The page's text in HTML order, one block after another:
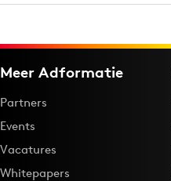
Meer Adformatie
Partners
Events
Vacatures
Whitepapers